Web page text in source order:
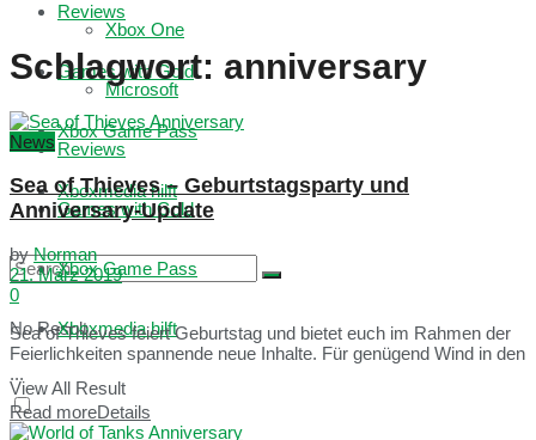
Reviews
Games with Gold
Xbox Game Pass
Xboxmedia hilft
No Result
View All Result
Xbox One
Microsoft
Reviews
Games with Gold
Xbox Game Pass
Xboxmedia hilft
Schlagwort: anniversary
News
Sea of Thieves – Geburtstagsparty und
Anniversary-Update
by Norman
21. März 2019
0
Sea of Thieves feiert Geburtstag und bietet euch im Rahmen der
Feierlichkeiten spannende neue Inhalte. Für genügend Wind in den
...
Read moreDetails